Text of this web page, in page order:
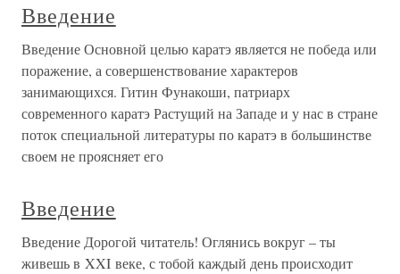
Введение
Введение Основной целью каратэ является не победа или
поражение, а совершенствование характеров
занимающихся. Гитин Фунакоши, патриарх
современного каратэ Растущий на Западе и у нас в стране
поток специальной литературы по каратэ в большинстве
своем не проясняет его
Введение
Введение Дорогой читатель! Оглянись вокруг – ты
живешь в XXI веке, с тобой каждый день происходит